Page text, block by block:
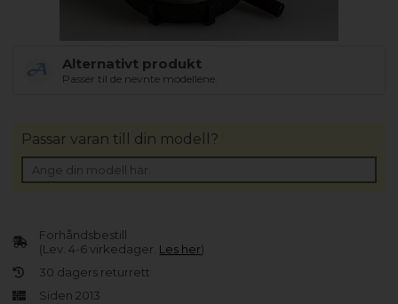
Alternativt produkt
Passer til de nevnte modellene.
Forhåndsbestill
(Lev. 4-6 virkedager. Les her)
30 dagers returrett
Siden 2013
Passar varan till din modell?